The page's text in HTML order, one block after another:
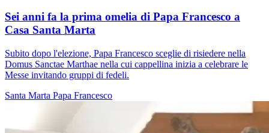
Sei anni fa la prima omelia di Papa Francesco a
Casa Santa Marta
Subito dopo l'elezione, Papa Francesco sceglie di risiedere nella
Domus Sanctae Marthae nella cui cappellina inizia a celebrare le
Messe invitando gruppi di fedeli.
Santa Marta Papa Francesco